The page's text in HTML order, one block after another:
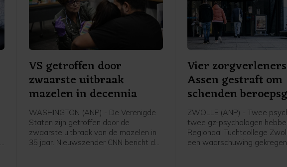
VS getroffen door
zwaarste uitbraak
mazelen in decennia
WASHINGTON (ANP) - De Verenigde
Staten zijn getroffen door de
zwaarste uitbraak van de mazelen in
35 jaar. Nieuwszender CNN bericht dat
Vier
Assen gestraft om
schenden
ZWOLLE (ANP) - Twee
twee gz-psychologen
Regionaal Tuchtcollege
een waarschuwing